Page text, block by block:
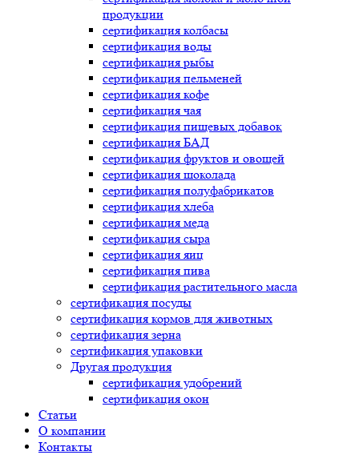
продукции
сертификация колбасы
сертификация воды
сертификация рыбы
сертификация пельменей
сертификация кофе
сертификация чая
сертификация пищевых добавок
сертификация БАД
сертификация фруктов и овощей
сертификация шоколада
сертификация полуфабрикатов
сертификация хлеба
сертификация меда
сертификация сыра
сертификация яиц
сертификация пива
сертификация растительного масла
сертификация посуды
сертификация кормов для животных
сертификация зерна
сертификация упаковки
Другая продукция
сертификация удобрений
сертификация окон
Статьи
О компании
Контакты